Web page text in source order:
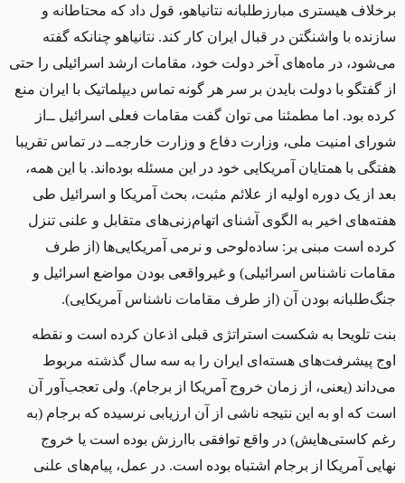
برخلاف هیستری مبارزطلبانه نتانیاهو، قول داد که محتاطانه و
سازنده با واشنگتن در قبال ایران کار کند. نتانیاهو چنانکه گفته
می‌شود، در ماه‌های آخر دولت خود، مقامات ارشد اسرائیلی را حتی
از گفتگو با دولت بایدن بر سر هر گونه تماس دیپلماتیک با ایران منع
کرده بود. اما مطمئنا می توان گفت مقامات فعلی اسرائیل ‌ــ‌از
شورای امنیت ملی، وزارت دفاع و وزارت خارجه‌ــ‌ در تماس تقریبا
هفتگی با همتایان آمریکایی خود در این مسئله بوده‌اند. با این‌ همه،
بعد از یک دوره اولیه از علائم مثبت، بحث آمریکا و اسرائیل طی
هفته‌های اخیر به الگوی آشنای اتهام‌زنی‌های متقابل و علنی تنزل
کرده است مبنی بر: ساده‌لوحی و نرمی آمریکایی‌ها (از طرف
مقامات ناشناس اسرائیلی) و غیرواقعی بودن مواضع اسرائیل و
جنگ‌طلبانه بودن آن (از طرف مقامات ناشناس آمریکایی).
بنت تلویحا به شکست استراتژی قبلی اذعان کرده است و نقطه
اوج پیشرفت‌های هسته‌ای ایران را به سه سال گذشته مربوط
می‌داند (یعنی، از زمان خروج آمریکا از برجام). ولی تعجب‌آور آن‌
است که او به این نتیجه ناشی از آن ارزیابی نرسیده که برجام (به
رغم کاستی‌هایش) در واقع توافقی باارزش بوده است یا خروج
نهایی آمریکا از برجام اشتباه بوده است. در عمل، پیام‌های علنی